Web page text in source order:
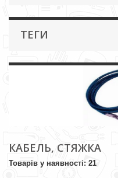
ТЕГИ
КАБЕЛЬ, СТЯЖКА
Товарів у наявності: 21